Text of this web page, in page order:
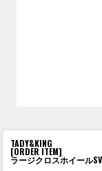
TADY&KING
[ORDER ITEM]
ラージクロスホイール